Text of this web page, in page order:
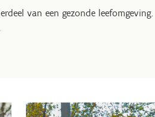
van een gezonde leefomgeving.